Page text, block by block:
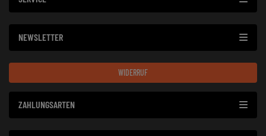
NEWSLETTER
WIDERRUF
ZAHLUNGSARTEN